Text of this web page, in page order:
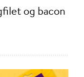
og bacon